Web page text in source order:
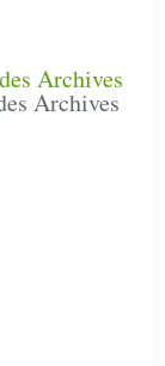
Archives